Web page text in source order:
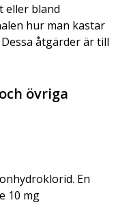
eller bland
hur man kastar
åtgärder är till
övriga
En
10 mg